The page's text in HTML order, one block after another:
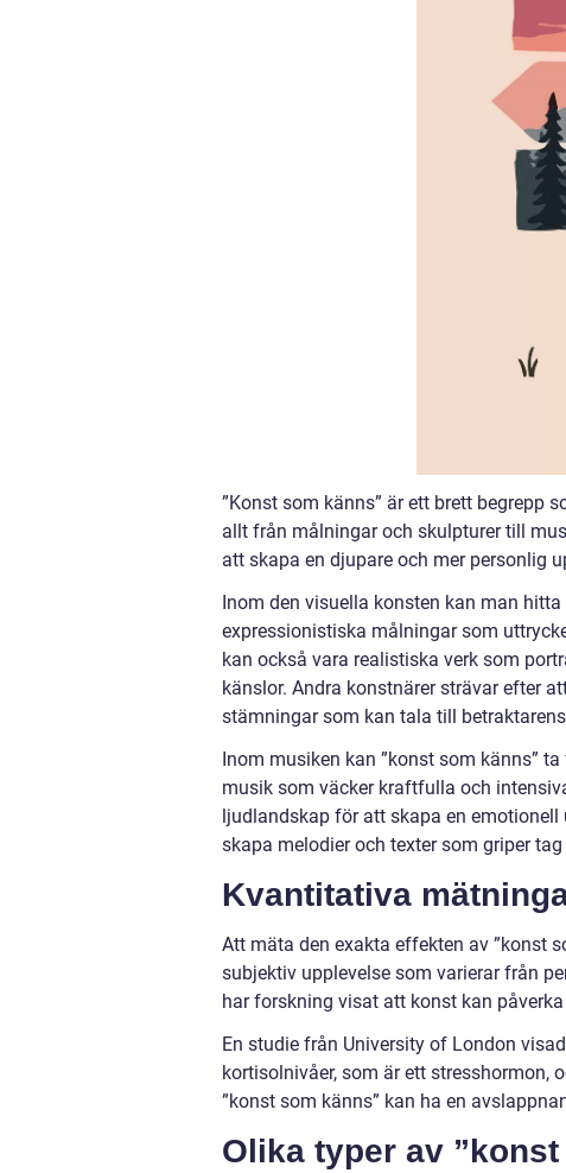
”Konst som känns” är ett brett begrepp
allt från målningar och skulpturer till
att skapa en djupare och mer personlig
Inom den visuella konsten kan man
expressionistiska målningar som
kan också vara realistiska verk som
känslor. Andra konstnärer strävar efter
stämningar som kan tala till
Inom musiken kan ”konst som känns”
musik som väcker kraftfulla och
ljudlandskap för att skapa en
skapa melodier och texter som griper
Kvantitativa
Att mäta den exakta effekten av ”konst
subjektiv upplevelse som varierar från
har forskning visat att konst kan
En studie från University of London
kortisolnivåer, som är ett stresshormon,
”konst som känns” kan ha en
Olika typer av